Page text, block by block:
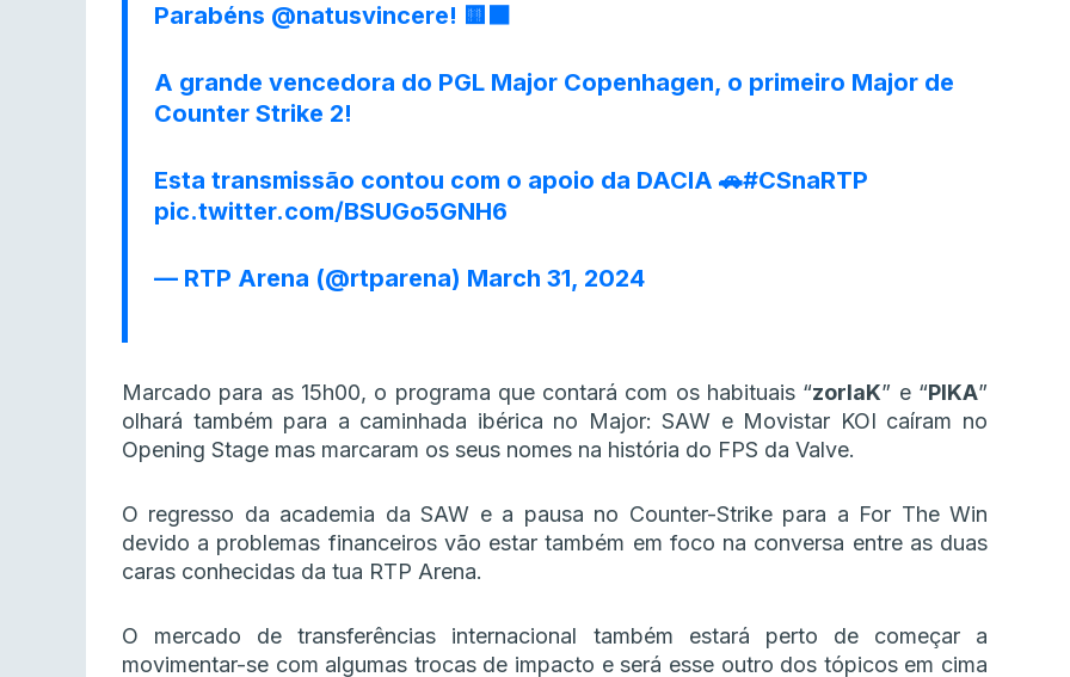
Parabéns @natusvincere! 🟨⬛
A grande vencedora do PGL Major Copenhagen, o primeiro Major de
Counter Strike 2!
Esta transmissão contou com o apoio da DACIA 🚗#CSnaRTP
pic.twitter.com/BSUGo5GNH6
— RTP Arena (@rtparena) March 31, 2024
Marcado para as 15h00, o programa que contará com os habituais “zorlaK” e “PIKA”
olhará também para a caminhada ibérica no Major: SAW e Movistar KOI caíram no
Opening Stage mas marcaram os seus nomes na história do FPS da Valve.
O regresso da academia da SAW e a pausa no Counter-Strike para a For The Win
devido a problemas financeiros vão estar também em foco na conversa entre as duas
caras conhecidas da tua RTP Arena.
O mercado de transferências internacional também estará perto de começar a
movimentar-se com algumas trocas de impacto e será esse outro dos tópicos em cima